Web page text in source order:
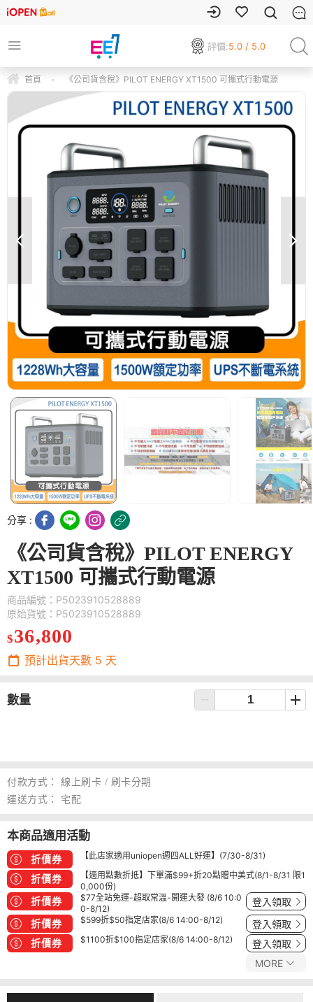
評價:5.0 / 5.0
首頁 - 《公司貨含稅》PILOT ENERGY XT1500 可攜式行動電源
分享 :
《公司貨含稅》PILOT ENERGY
XT1500 可攜式行動電源
商品編號：P5023910528889
原始貨號：P5023910528889
$36,800
預計出貨天數 5 天
數量
付款方式：
線上刷卡 / 刷卡分期
運送方式：
宅配
本商品適用活動
折價券 【此店家適用uniopen週四ALL好運】(7/30-8/31)
折價券
【適用點數折抵】下單滿$99+折20點贈中美式(8/1-8/31 限1
0,000份)
折價券
$77全站免運-超取常溫-開運大發 (8/6 10:0
0-8/12)
登入領取
折價券 $599折$50指定店家(8/6 14:00-8/12) 登入領取
折價券 $1100折$100指定店家(8/6 14:00-8/12) 登入領取
MORE